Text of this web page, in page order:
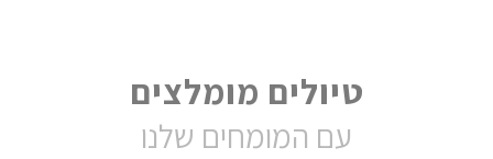
טיולים מומלצים
עם המומחים שלנו